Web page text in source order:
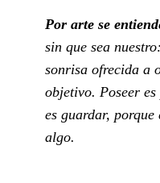
Por arte se
sin que sea
sonrisa ofrecida a
objetivo. Poseer
es guardar,
algo.